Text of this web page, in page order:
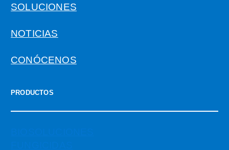
SOLUCIONES
NOTICIAS
CONÓCENOS
PRODUCTOS